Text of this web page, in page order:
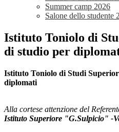
Summer camp 2026
Salone dello studente
Istituto Toniolo di
di studio per
Istituto Toniolo di Studi
diplomati
Alla cortese attenzione del
Istituto Superiore "G.Sulpicio" -